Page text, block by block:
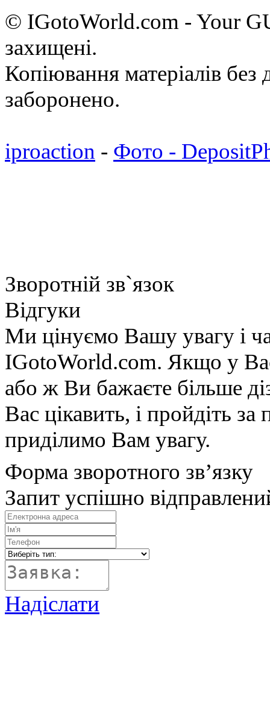
© IGotoWorld.com - Your
захищені.
Копіювання матеріалів без
заборонено.
iproaction - Фото -
Зворотній зв`язок
Відгуки
Ми цінуємо Вашу увагу і
IGotoWorld.com. Якщо у
або ж Ви бажаєте більше
Вас цікавить, і пройдіть
приділимо Вам увагу.
Форма зворотного зв’язку
Запит успішно
Надіслати